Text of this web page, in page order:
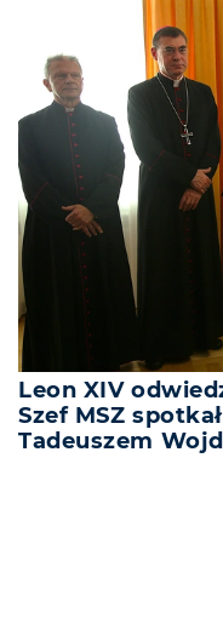
Leon XIV
Szef MSZ
Tadeuszem